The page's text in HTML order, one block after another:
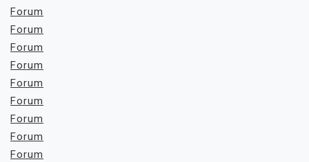
Forum
Forum
Forum
Forum
Forum
Forum
Forum
Forum
Forum